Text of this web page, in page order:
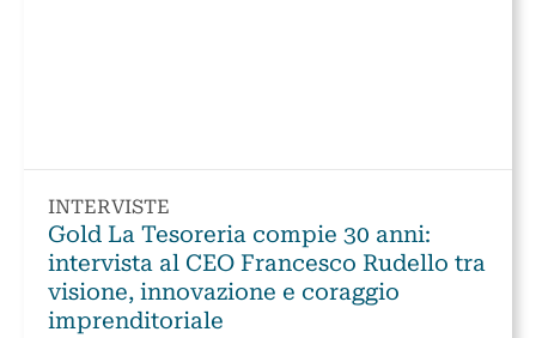
INTERVISTE
Gold La Tesoreria compie 30 anni:
intervista al CEO Francesco Rudello tra
visione, innovazione e coraggio
imprenditoriale